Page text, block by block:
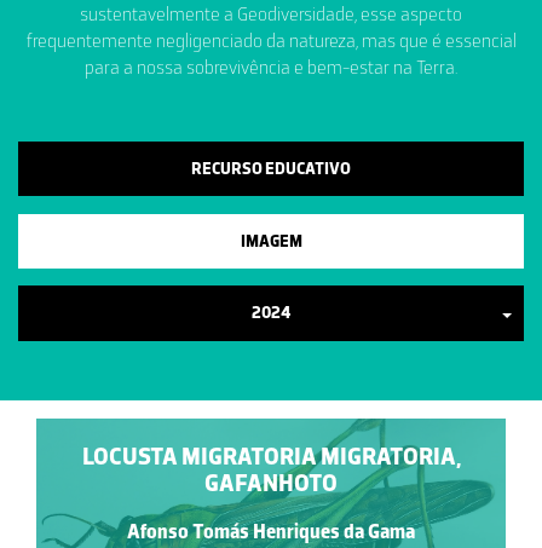
sustentavelmente a Geodiversidade, esse aspecto
frequentemente negligenciado da natureza, mas que é essencial
para a nossa sobrevivência e bem-estar na Terra.
RECURSO EDUCATIVO
IMAGEM
2024
LOCUSTA MIGRATORIA MIGRATORIA,
GAFANHOTO
Afonso Tomás Henriques da Gama